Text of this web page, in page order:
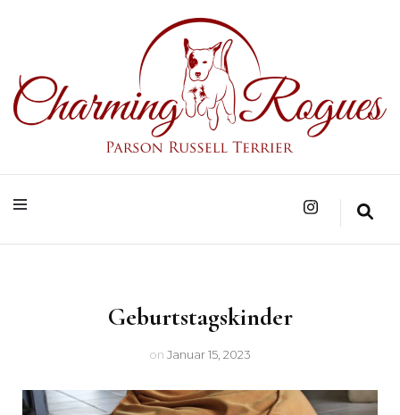
Charming Rogues
Geburtstagskinder
on Januar 15, 2023